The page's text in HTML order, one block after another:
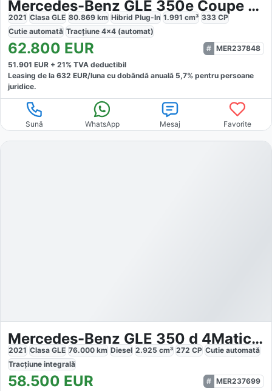
Mercedes-Benz GLE 350e Coupe 4Matic AMG Line
2021 Clasa GLE 80.869 km Hibrid Plug-In 1.991 cm³ 333 CP
Cutie automată Tracțiune 4x4 (automat)
62.800 EUR
MER237848
51.901 EUR + 21% TVA deductibil
Leasing de la 632 EUR/luna cu dobăndă anuală 5,7% pentru persoane
juridice.
Sună WhatsApp Mesaj Favorite
Mercedes-Benz GLE 350 d 4Matic Coupe
2021 Clasa GLE 76.000 km Diesel 2.925 cm³ 272 CP Cutie automată
Tracțiune integrală
58.500 EUR
MER237699